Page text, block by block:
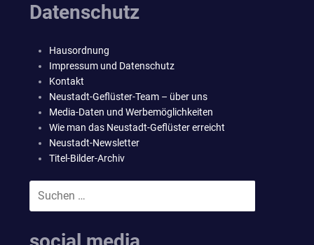
Datenschutz
Hausordnung
Impressum und Datenschutz
Kontakt
Neustadt-Geflüster-Team – über uns
Media-Daten und Werbemöglichkeiten
Wie man das Neustadt-Geflüster erreicht
Neustadt-Newsletter
Titel-Bilder-Archiv